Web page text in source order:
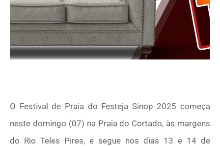
O Festival de Praia do Festeja Sinop 2025 começa
neste domingo (07) na Praia do Cortado, às margens
do Rio Teles Pires, e segue nos dias 13 e 14 de